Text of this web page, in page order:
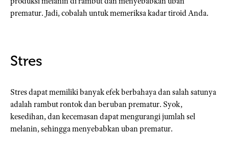
prematur. Jadi, cobalah untuk memeriksa kadar tiroid Anda.
Stres
Stres dapat memiliki banyak efek berbahaya dan salah satunya
adalah rambut rontok dan beruban prematur. Syok,
kesedihan, dan kecemasan dapat mengurangi jumlah sel
melanin, sehingga menyebabkan uban prematur.